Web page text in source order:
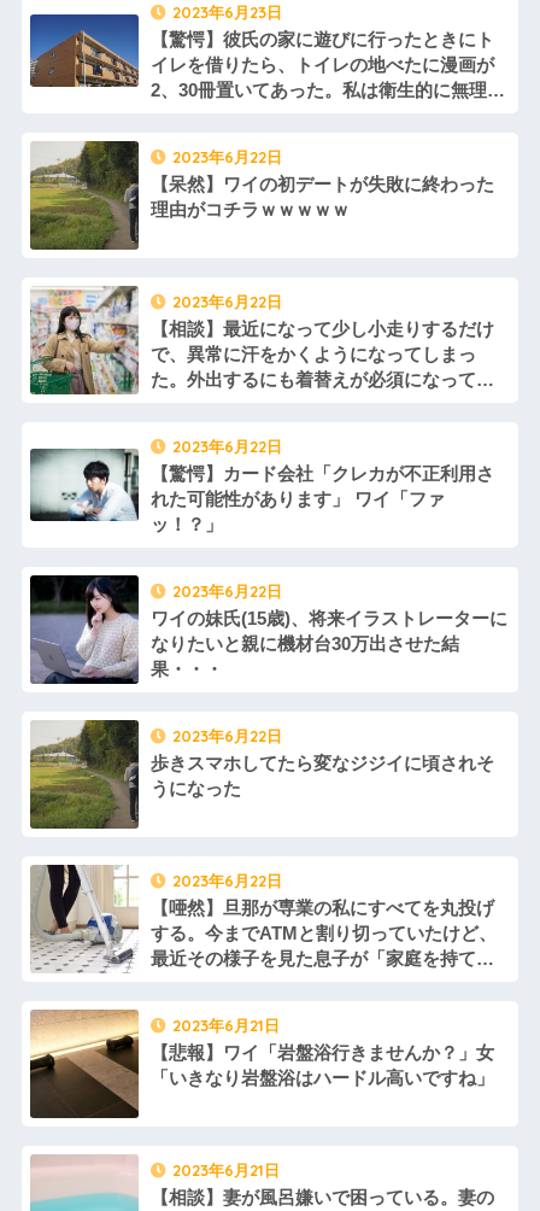
引き取らなきゃいけないんだ...
家族が車停める所は石畳でそ
こには２台家族の車停めてたん
だけど、中庭の芝生上に知らな
い車が4台停まっていた 父が運転
のヒグマ登場ｗｗｗｗｗｗｗｗ
ｗｗｗｗｗｗｗｗｗｗｗｗ
ハードオフに売っていた4万
4000円のフィギュアがヤバすぎ
るｗｗｗｗｗｗ「こんな高い
の？ｗｗ」「逆に超安い」
触らないでよ！」キチママ『そ
こに金庫があったから、開けて
みようとしただけ☆』義兄「泥
は出てけ！二度と来るな！」結
果・・・
私「初めて飲む味だけどなん
のお茶？」彼「ちっ！」私「」
後続車にクラクションを鳴ら
され彼氏が逆切れ。「何クラク
ション鳴らしてんだ！降りてこ
いよ！」と怒鳴りだし...
【衝撃】報酬100万円超の治験
【ネット騒然】惨殺されたタ
ワマン頂き女子のこの動画、す
げえええええｗｗｗｗｗｗｗｗ
ｗｗｗ
【愕然】白のクラウン俺氏、
高速道路左車線を制限速度で走
百年の恋12-899 食べた量を
張り合ってくる
【悲報】佐藤輝明・・・２軍
でも盛大にやらかす←あまり悲
しませないでくれ
私「えっ」
盆正月に夫の実家に長時間滞
在しなきゃいけないのが苦痛。
私「貴方は私の実家を早々に退
散する。私もそうしていいは
業家だったら女の子はどういう
反応をするか」
中で生活保護を受けてます。妻
に酷いことばかりしたので離婚
されそうです。「働くから」
「心を入れ替えるから」と言っ
ても信じてもらえません。助け
て
て～」と何度も言ってたのが耳
に残ってしまった
主な税金の成り立ちを調べて
みたよ
2023年6月23日
【驚愕】彼氏の家に遊びに行ったときにト
イレを借りたら、トイレの地べたに漫画が
2、30冊置いてあった。私は衛生的に無理な
2023年6月22日
【呆然】ワイの初デートが失敗に終わった
理由がコチラｗｗｗｗｗ
2023年6月22日
【相談】最近になって少し小走りするだけ
で、異常に汗をかくようになってしまっ
た。外出するにも着替えが必須になってし
2023年6月22日
【驚愕】カード会社「クレカが不正利用さ
れた可能性があります」 ワイ「ファ
ッ！？」
2023年6月22日
ワイの妹氏(15歳)、将来イラストレーターに
なりたいと親に機材台30万出させた結
果・・・
2023年6月22日
歩きスマホしてたら変なジジイに頃されそ
うになった
2023年6月22日
【唖然】旦那が専業の私にすべてを丸投げ
する。今までATMと割り切っていたけど、
最近その様子を見た息子が「家庭を持てば
2023年6月21日
【悲報】ワイ「岩盤浴行きませんか？」女
「いきなり岩盤浴はハードル高いですね」
2023年6月21日
【相談】妻が風呂嫌いで困っている。妻の